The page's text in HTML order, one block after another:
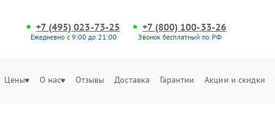
+7 (495) 023-73-25
Ежедневно с 9:00 до 21:00
+7 (800) 100-33-26
Звонок бесплатный по РФ
Цены О нас Отзывы Доставка Гарантии Акции и скидки